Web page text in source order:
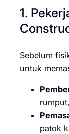
1.
Sebelum
untuk
patok